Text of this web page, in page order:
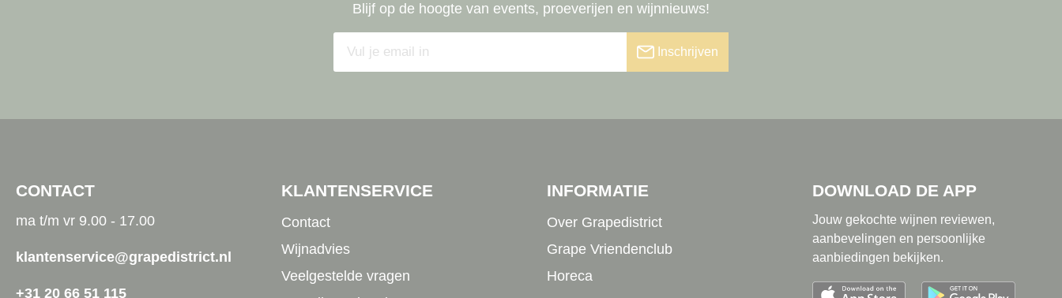
Blijf op de hoogte van events, proeverijen en wijnnieuws!
Inschrijven
CONTACT
ma t/m vr 9.00 - 17.00
klantenservice@grapedistrict.nl
+31 20 66 51 115
KLANTENSERVICE
Contact
Wijnadvies
Veelgestelde vragen
INFORMATIE
Over Grapedistrict
Grape Vriendenclub
Horeca
DOWNLOAD DE APP
Jouw gekochte wijnen reviewen,
aanbevelingen en persoonlijke
aanbiedingen bekijken.